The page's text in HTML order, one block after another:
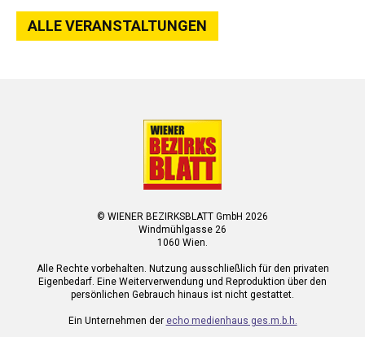
ALLE VERANSTALTUNGEN
© WIENER BEZIRKSBLATT GmbH 2026
Windmühlgasse 26
1060 Wien.
Alle Rechte vorbehalten. Nutzung ausschließlich für den privaten
Eigenbedarf. Eine Weiterverwendung und Reproduktion über den
persönlichen Gebrauch hinaus ist nicht gestattet.
Ein Unternehmen der echo medienhaus ges.m.b.h.